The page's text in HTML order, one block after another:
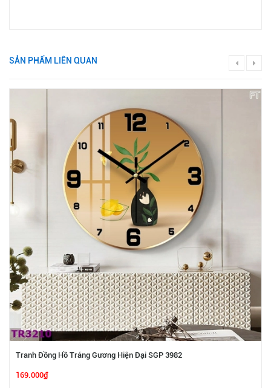
SẢN PHẨM LIÊN QUAN
Tranh Đồng Hồ Tráng Gương Hiện Đại SGP 3982
169.000₫